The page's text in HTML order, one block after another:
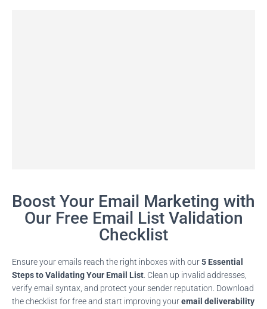
Boost Your Email Marketing with
Our Free Email List Validation
Checklist
Ensure your emails reach the right inboxes with our5 Essential
Steps to Validating Your Email List . Clean up invalid addresses,
verify email syntax, and protect your sender reputation. Download
the checklist for free and start improving youremail deliverability